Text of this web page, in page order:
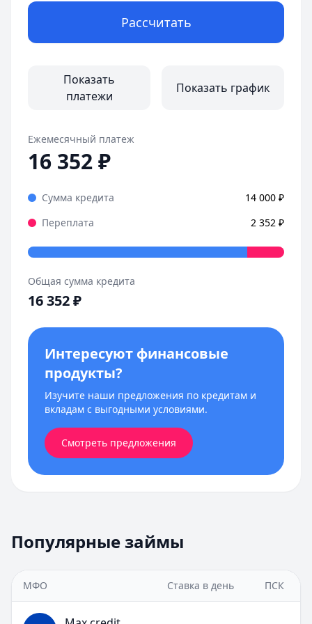
Рассчитать
Показать
платежи
Показать график
Ежемесячный платеж
16 352₽
Сумма кредита 14 000 ₽
Переплата
2 352 ₽
Общая сумма кредита
16 352₽
Интересуют финансовые
продукты?
Изучите наши предложения по кредитам и
вкладам с выгодными условиями.
Смотреть предложения
Популярные займы
МФО Ставка в день ПСК